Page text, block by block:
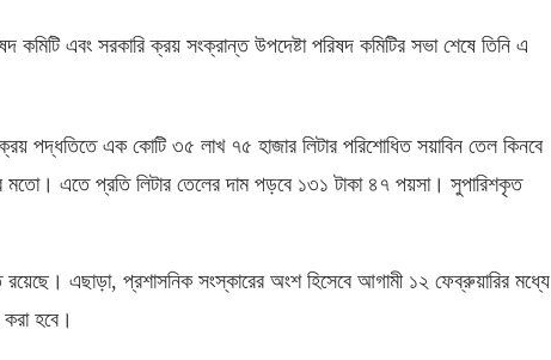
কমিটি এবং সরকারি ক্রয় সংক্রান্ত উপদেষ্টা পরিষদ কমিটির সভা শেষে তিনি এ
পদ্ধতিতে এক কোটি ৩৫ লাখ ৭৫ হাজার লিটার পরিশোধিত সয়াবিন তেল কিনবে
এতে প্রতি লিটার তেলের দাম পড়বে ১৩১ টাকা ৪৭ পয়সা। সুপারিশকৃত
রয়েছে। এছাড়া, প্রশাসনিক সংস্কারের অংশ হিসেবে আগামী ১২ ফেব্রুয়ারির মধ্যে
হবে।